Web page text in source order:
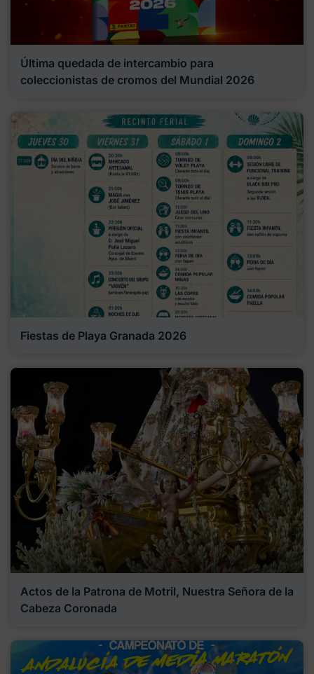
Última quedada de intercambio para
coleccionistas de cromos del Mundial 2026
Fiestas de Playa Granada 2026
Actos de la Patrona de Motril, Nuestra Señora de la
Cabeza Coronada